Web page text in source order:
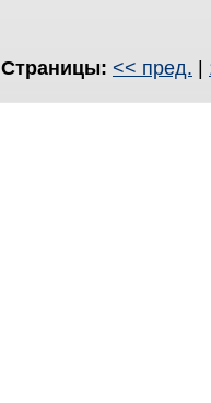
Страницы: << пред. |